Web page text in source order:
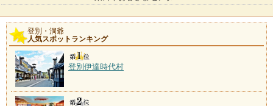
登別・洞爺
人気スポットランキング
登別伊達時代村